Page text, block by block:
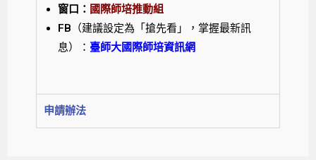
窗口： 國際師培推動組
FB （建議設定為「搶先看」，掌握最新訊
息）： 臺師大國際師培資訊網
申請辦法